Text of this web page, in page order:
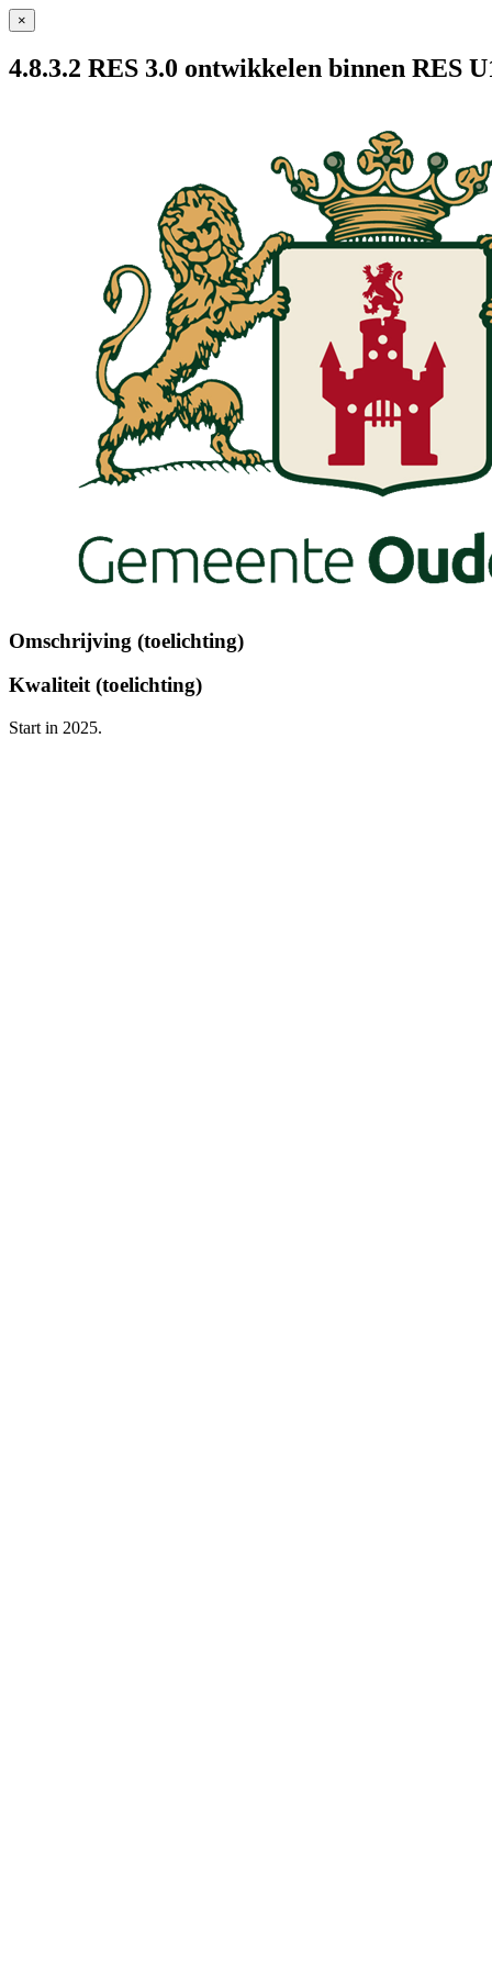
×
4.8.3.2 RES 3.0 ontwikkelen binnen RES
Omschrijving (toelichting)
Kwaliteit (toelichting)
Start in 2025.